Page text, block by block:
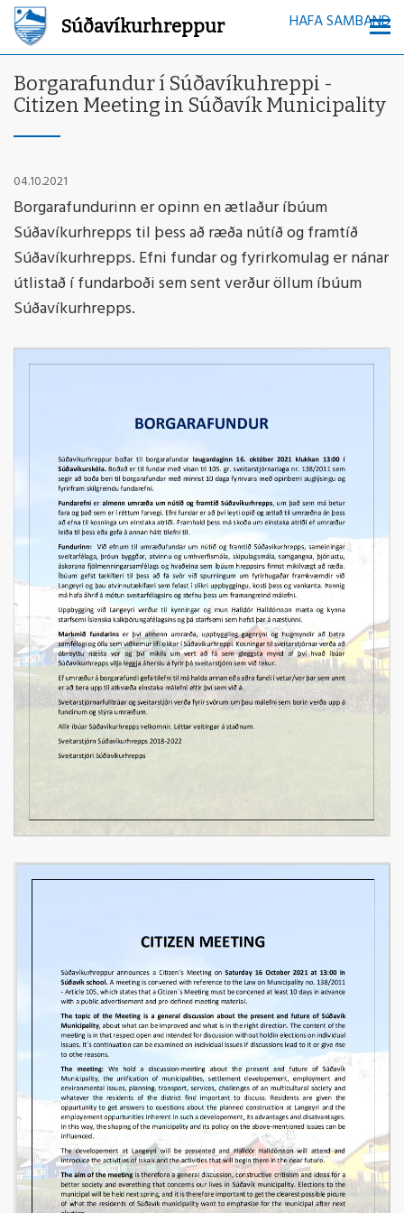
Súðavíkurhreppur HAFA SAMBAND
Borgarafundur í Súðavíkuhreppi -
Citizen Meeting in Súðavík Municipality
04.10.2021
Borgarafundurinn er opinn en ætlaður íbúum
Súðavíkurhrepps til þess að ræða nútíð og framtíð
Súðavíkurhrepps. Efni fundar og fyrirkomulag er nánar
útlistað í fundarboði sem sent verður öllum íbúum
Súðavíkurhrepps.